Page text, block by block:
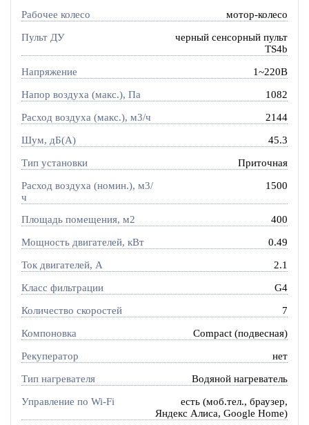
Рабочее колесо мотор-колесо
Пульт ДУ
черный сенсорный пульт
TS4b
Напряжение 1~220В
Напор воздуха (макс.), Па 1082
Расход воздуха (макс.), м3/ч 2144
Шум, дБ(А) 45.3
Тип установки Приточная
Расход воздуха (номин.), м3/
ч
1500
Площадь помещения, м2 400
Мощность двигателей, кВт 0.49
Ток двигателей, А 2.1
Класс фильтрации G4
Количество скоростей 7
Компоновка Compact (подвесная)
Рекуператор нет
Тип нагревателя Водяной нагреватель
Управление по Wi-Fi
есть (моб.тел., браузер,
Яндекс Алиса, Google Home)